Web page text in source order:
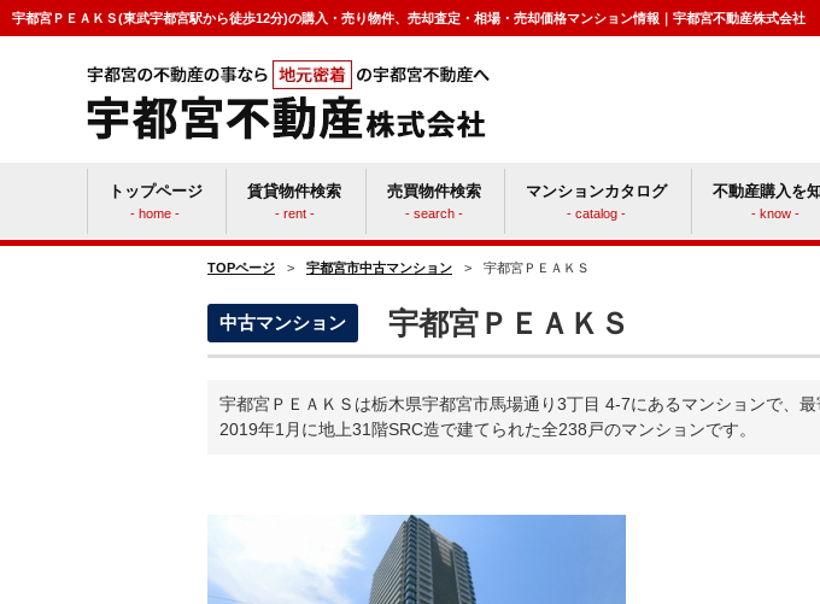
宇都宮ＰＥＡＫＳ(東武宇都宮駅から徒歩12分)の購入・売り物件、売却査定・相場・売却価格マンション情報｜宇都宮不動産株式会社
トップページ
- home -
賃貸物件検索
- rent -
売買物件検索
- search -
マンションカタログ
- catalog -
不動産購入を
- know -
賃貸vs持ち家 マンションと戸建てどっちがいい？
TOPページ > 宇都宮市中古マンション > 宇都宮ＰＥＡＫＳ
中古マンション 宇都宮ＰＥＡＫＳ
宇都宮ＰＥＡＫＳは栃木県宇都宮市馬場通り3丁目 4-7にあるマンションで、
2019年1月に地上31階SRC造で建てられた全238戸のマンションです。